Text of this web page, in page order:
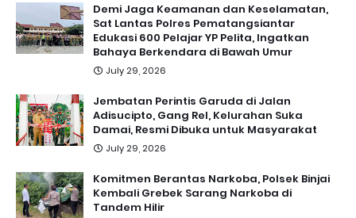
Demi Jaga Keamanan dan Keselamatan,
Sat Lantas Polres Pematangsiantar
Edukasi 600 Pelajar YP Pelita, Ingatkan
Bahaya Berkendara di Bawah Umur
July 29, 2026
Jembatan Perintis Garuda di Jalan
Adisucipto, Gang Rel, Kelurahan Suka
Damai, Resmi Dibuka untuk Masyarakat
July 29, 2026
Komitmen Berantas Narkoba, Polsek Binjai
Kembali Grebek Sarang Narkoba di
Tandem Hilir